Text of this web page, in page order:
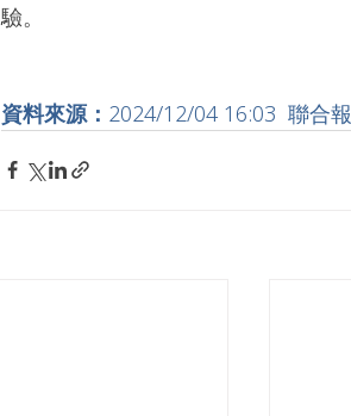
驗。
資料來源： 2024/12/04 16:03  聯合報